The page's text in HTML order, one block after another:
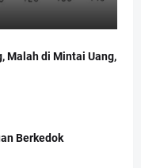
Malah di Mintai Uang,
Berkedok